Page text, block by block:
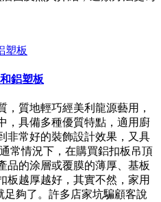
鋁塑板
，質地輕巧經美利龍源藝用，
，具備多種優質特點，適用廚
非常好的裝飾設計效果，又具
常情況下，在購買鋁扣板吊頂
品的涂層或覆膜的薄厚、基板
板越厚越好，其實不然，家用
足夠了。許多店家坑騙顧客說